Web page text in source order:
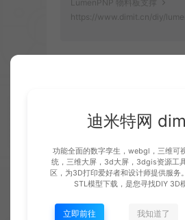
LumenPNP 物料板支撑
https://www.dimit.cn/diy/
小编 生成海报
上一篇：
已经没有上
一篇了!
迪米特网
功能全面的数字孪生，webgl，三维可
统，三维大屏，3d大屏，3dgis资源工
区，为3D打印爱好者和设计师提供服务
STL模型下载，是您寻找DIY 3D
立即前往 我知道了